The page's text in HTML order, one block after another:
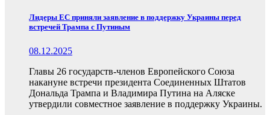
Лидеры ЕС приняли заявление в поддержку Украины перед
встречей Трампа с Путиным
08.12.2025
Главы 26 государств-членов Европейского Союза
накануне встречи президента Соединенных Штатов
Дональда Трампа и Владимира Путина на Аляске
утвердили совместное заявление в поддержку Украины.